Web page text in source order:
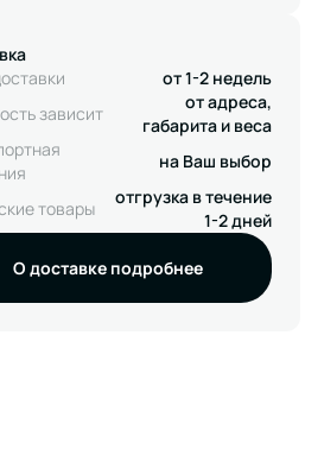
от 1-2 недель
зависит
от адреса,
габарита и веса
на Ваш выбор
товары
отгрузка в течение
1-2 дней
О доставке подробнее